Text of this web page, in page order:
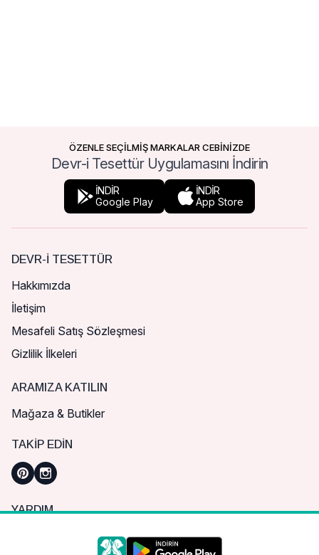
ÖZENLE SEÇİLMİŞ MARKALAR CEBİNİZDE
Devr-i Tesettür Uygulamasını İndirin
İNDİR
Google Play
İNDİR
App Store
DEVR-I TESETTÜR
Hakkımızda
İletişim
Mesafeli Satış Sözleşmesi
Gizlilik İlkeleri
ARAMIZA KATILIN
Mağaza & Butikler
TAKIP EDIN
YARDIM
Sık Sorulan Sorular